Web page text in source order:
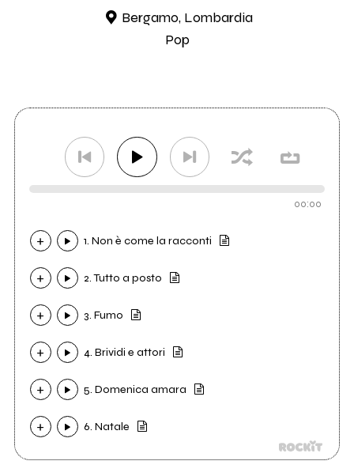
Bergamo, Lombardia
Pop
00:00
1. Non è come la racconti
2. Tutto a posto
3. Fumo
4. Brividi e attori
5. Domenica amara
6. Natale